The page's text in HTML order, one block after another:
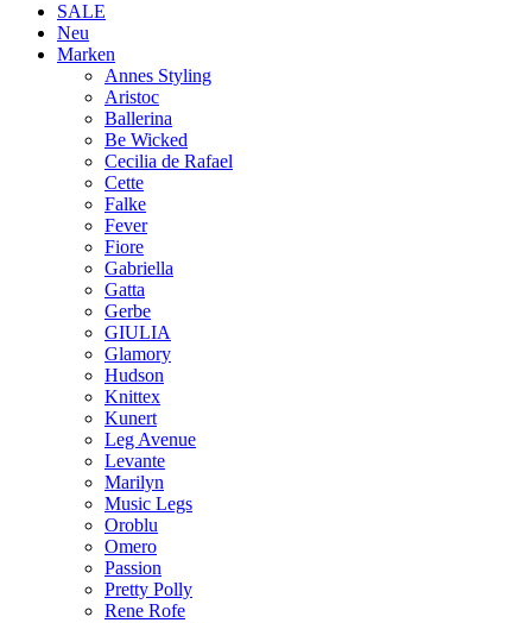
SALE
Neu
Marken
Annes Styling
Aristoc
Ballerina
Be Wicked
Cecilia de Rafael
Cette
Falke
Fever
Fiore
Gabriella
Gatta
Gerbe
GIULIA
Glamory
Hudson
Knittex
Kunert
Leg Avenue
Levante
Marilyn
Music Legs
Oroblu
Omero
Passion
Pretty Polly
Rene Rofe